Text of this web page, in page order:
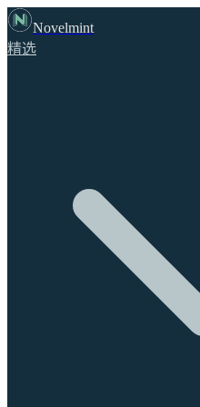
Novelmint
精选